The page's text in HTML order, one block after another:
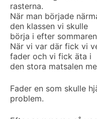
rasterna.
När man började
den klassen vi skulle
börja i efter
När vi var där fick vi
fader och vi fick äta i
den stora matsalen
Fader en som skulle
problem.